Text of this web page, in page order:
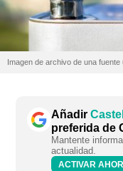
Imagen de archivo de una fuente
Añadir
preferida de
Mantente
actualidad.
ACTIVAR